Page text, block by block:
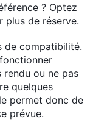
? Optez
plus de réserve.
de compatibilité.
rendu ou ne pas
quelques
permet donc de
prévue.